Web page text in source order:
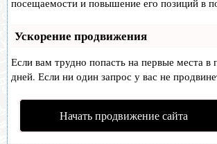
посещаемости и повышение его позиций в
Ускорение продвижения
Если вам трудно попасть на первые места
дней. Если ни один запрос у вас не
Начать продвижение сайта